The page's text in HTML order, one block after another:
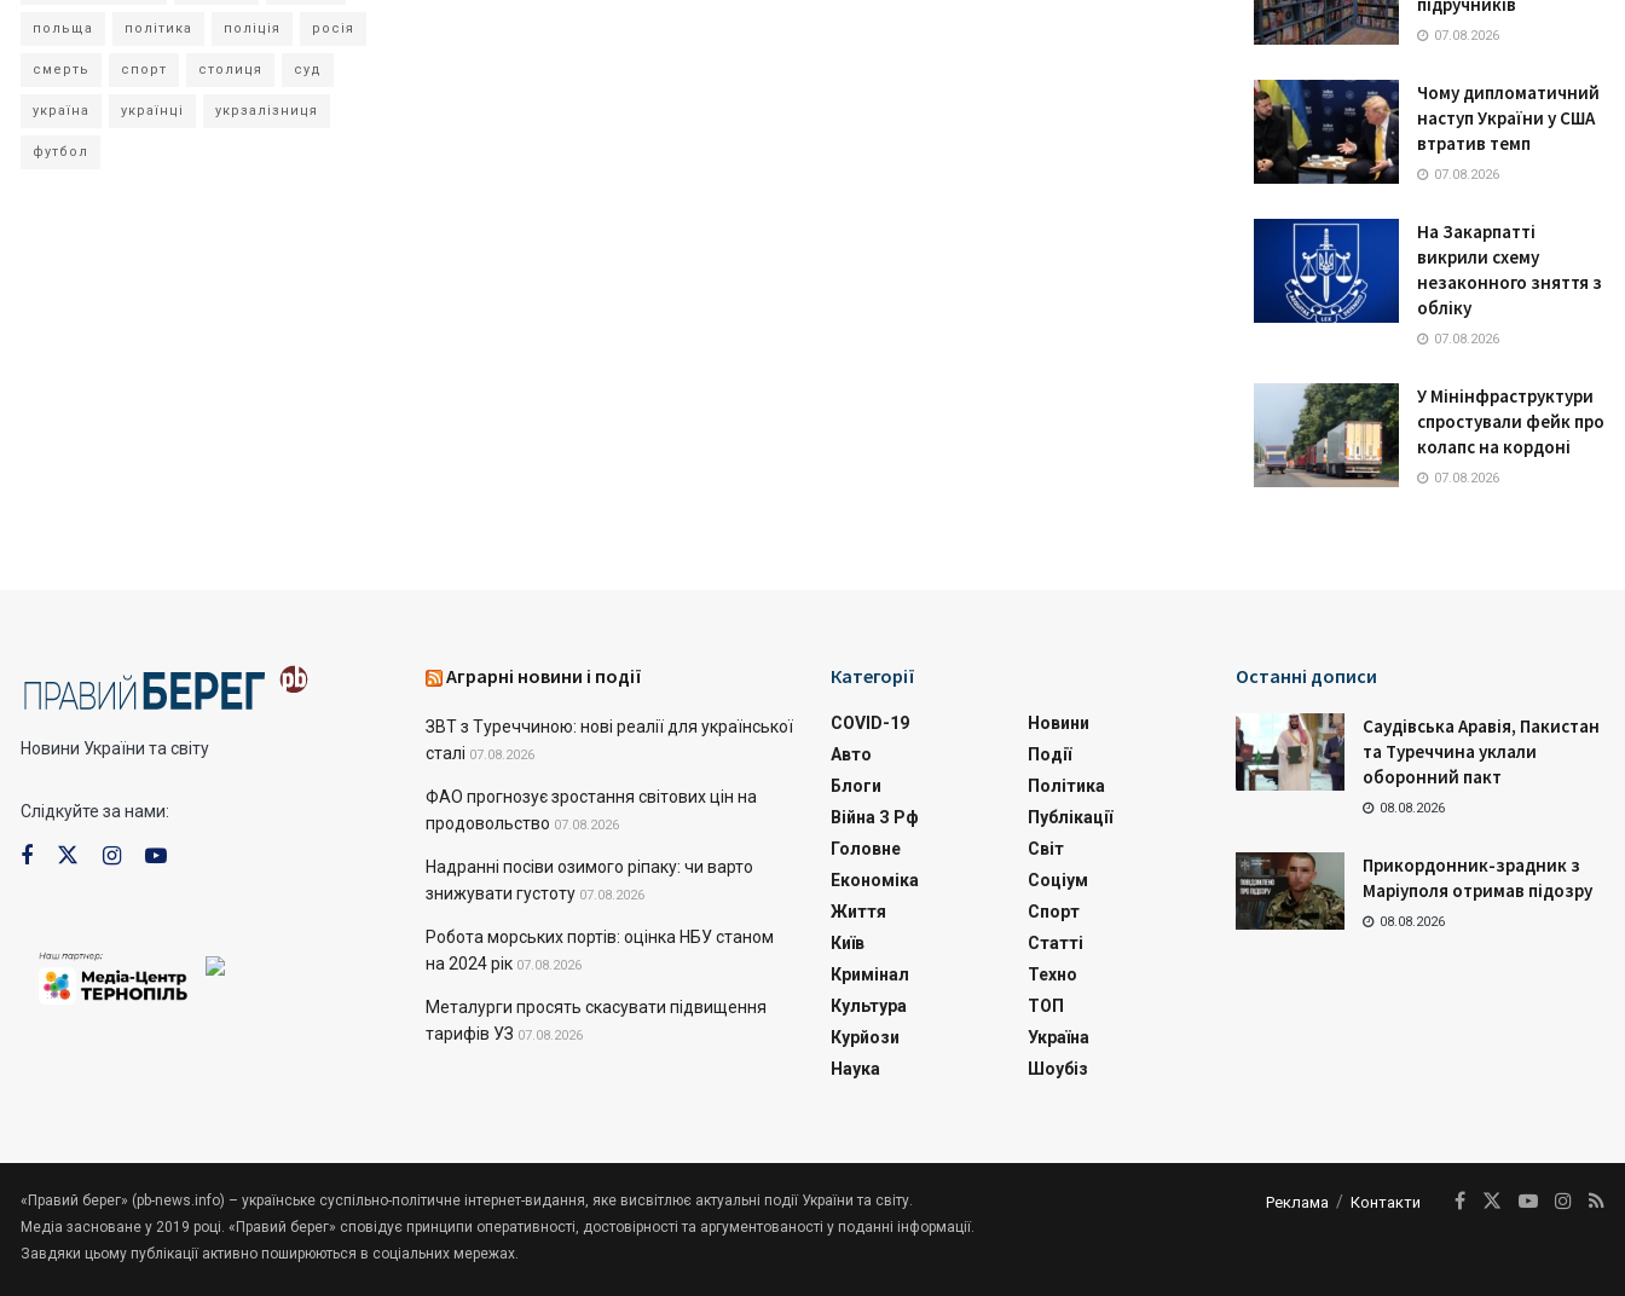
польща політика поліція росія
смерть спорт столиця суд
україна українці укрзалізниця
футбол
07.08.2026
Чому дипломатичний
наступ України у США
втратив темп
07.08.2026
На Закарпатті
викрили схему
незаконного зняття з
обліку
07.08.2026
У Мінінфраструктури
спростували фейк про
колапс на кордоні
07.08.2026
Новини України та світу
Слідкуйте за нами:
Аграрні новини і події
ЗВТ з Туреччиною: нові реалії для української
сталі 07.08.2026
ФАО прогнозує зростання світових цін на
продовольство 07.08.2026
Надранні посіви озимого ріпаку: чи варто
знижувати густоту 07.08.2026
Робота морських портів: оцінка НБУ станом
на 2024 рік 07.08.2026
Металурги просять скасувати підвищення
тарифів УЗ 07.08.2026
Категорії
COVID-19
Авто
Блоги
Війна З Рф
Головне
Економіка
Життя
Київ
Кримінал
Культура
Курйози
Наука
Новини
Події
Політика
Публікації
Світ
Соціум
Спорт
Статті
Техно
ТОП
Україна
Шоубіз
Останні дописи
Саудівська Аравія, Пакистан
та Туреччина уклали
оборонний пакт
08.08.2026
Прикордонник-зрадник з
Маріуполя отримав підозру
08.08.2026
Реклама Контакти
«Правий берег» (pb-news.info) – українське суспільно-політичне інтернет-видання, яке висвітлює актуальні події України та світу.
Медіа засноване у 2019 році. «Правий берег» сповідує принципи оперативності, достовірності та аргументованості у поданні інформації.
Завдяки цьому публікації активно поширюються в соціальних мережах.